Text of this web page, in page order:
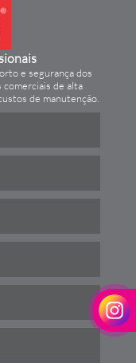
e segurança dos
de alta
de manutenção.